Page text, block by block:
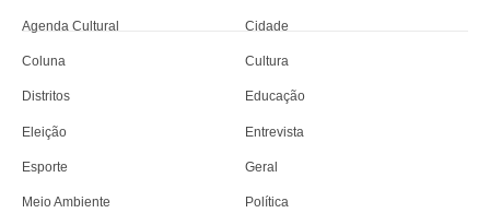
Agenda Cultural Cidade
Coluna Cultura
Distritos Educação
Eleição Entrevista
Esporte Geral
Meio Ambiente Política